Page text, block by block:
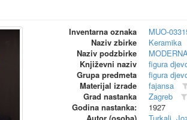
Inventarna oznaka
MUO-
Naziv zbirke
Keramika
Naziv podzbirke
Književni naziv
figura
Grupa predmeta
figura
Materijal izrade
fajansa
Grad nastanka
Zagreb
Godina nastanka:
1927